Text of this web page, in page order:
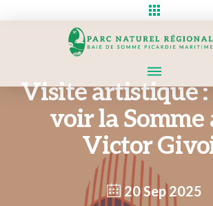
Visite artistique :
voir la Somme
Victor
20 Sep 2025